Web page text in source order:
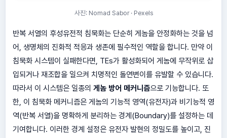
사진: Nomad Sabor · Pexels
반복 서열의 후성유전적 침묵화는 단순히 게놈을 안정화하는 것을 넘
어, 생명체의 진화적 적응과 생존에 필수적인 역할을 합니다. 만약 이
침묵화 시스템이 실패한다면, TEs가 활성화되어 게놈에 무작위로 삽
입되거나 재조합을 일으켜 치명적인 돌연변이를 유발할 수 있습니다.
따라서 이 시스템은 일종의 게놈 방어 메커니즘으로 기능합니다. 또
한, 이 침묵화 메커니즘은 게놈의 기능적 영역(유전자)과 비기능적 영
역(반복 서열)을 명확하게 분리하는 경계(Boundary)를 설정하는 데
기여합니다. 이러한 경계 설정은 유전자 발현의 정밀도를 높이고, 진